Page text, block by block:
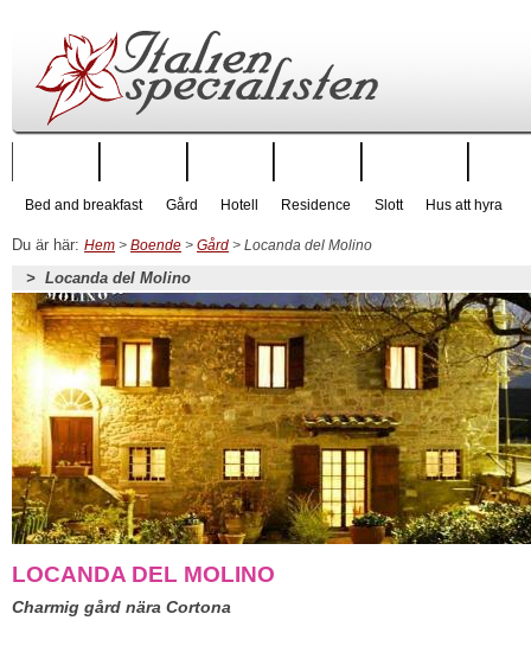
Bed and breakfast Gård Hotell Residence Slott Hus att hyra
Du är här: Hem > Boende > Gård > Locanda del Molino
> Locanda del Molino
LOCANDA DEL MOLINO
Charmig gård nära Cortona